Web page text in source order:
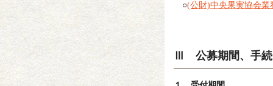
○(公財)中央果実協会業
Ⅲ 公募期間、手